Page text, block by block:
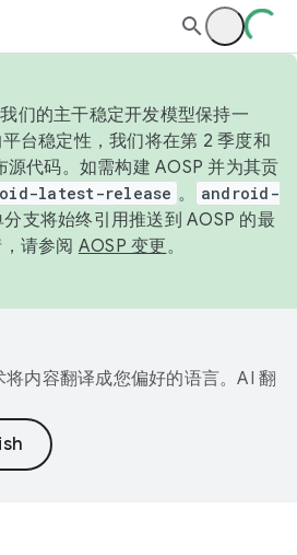
们的主干稳定开发模型保持一
台稳定性，我们将在第 2 季度和
源代码。如需构建 AOSP 并为其贡
latest-release 。
android-
分支将始终引用推送到 AOSP 的最
请参阅 AOSP 变更。
内容翻译成您偏好的语言。AI 翻